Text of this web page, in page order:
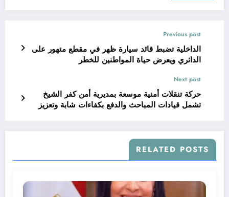
Previous post
الداخلية تضبط قائد سيارة ظهر في مقطع متهور على
الدائري ويعرض حياة المواطنين للخطر
Next post
حركة تنقلات أمنية موسعة بمديرية أمن كفر الشيخ
تشمل قيادات المباحث والدفع بكفاءات شابة وتعزيز
RELATED POSTS